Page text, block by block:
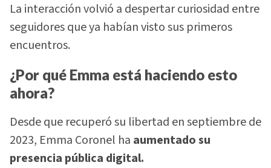
La interacción volvió a despertar curiosidad entre
seguidores que ya habían visto sus primeros
encuentros.
¿Por qué Emma está haciendo esto
ahora?
Desde que recuperó su libertad en septiembre de
2023, Emma Coronel ha aumentado su
presencia pública digital.